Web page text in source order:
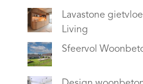
Lavastone
Living
Sfeervol